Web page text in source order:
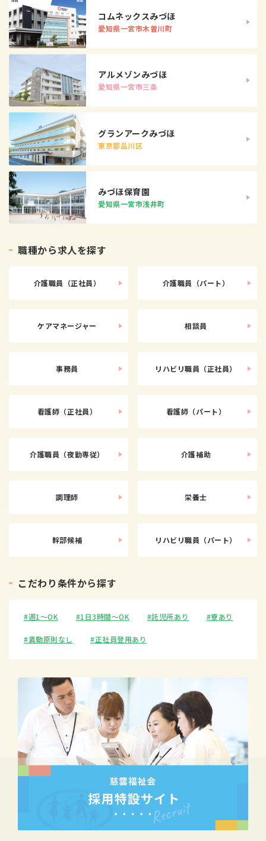
コムネックスみづほ
愛知県一宮市木曽川町
アルメゾンみづほ
愛知県一宮市三条
グランアークみづほ
東京都品川区
みづほ保育園
愛知県一宮市浅井町
職種から求人を探す
介護職員（正社員） 介護職員（パート）
ケアマネージャー 相談員
事務員 リハビリ職員（正社員）
看護師（正社員） 看護師（パート）
介護職員（夜勤専従） 介護補助
調理師 栄養士
幹部候補 リハビリ職員（パート）
こ だわり条件から探す
週1〜OK 1日3時間〜OK 託児所あり 寮あり
異動原則なし 正社員登用あり